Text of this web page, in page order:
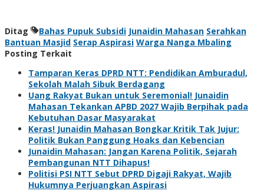
Ditag Bahas Pupuk Subsidi Junaidin Mahasan Serahkan
Bantuan Masjid Serap Aspirasi Warga Nanga Mbaling
Posting Terkait
Tamparan Keras DPRD NTT: Pendidikan Amburadul,
Sekolah Malah Sibuk Berdagang
Uang Rakyat Bukan untuk Seremonial! Junaidin
Mahasan Tekankan APBD 2027 Wajib Berpihak pada
Kebutuhan Dasar Masyarakat
Keras! Junaidin Mahasan Bongkar Kritik Tak Jujur:
Politik Bukan Panggung Hoaks dan Kebencian
Junaidin Mahasan: Jangan Karena Politik, Sejarah
Pembangunan NTT Dihapus!
Politisi PSI NTT Sebut DPRD Digaji Rakyat, Wajib
Hukumnya Perjuangkan Aspirasi